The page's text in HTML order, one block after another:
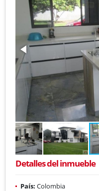
Detalles del inmueble
País: Colombia